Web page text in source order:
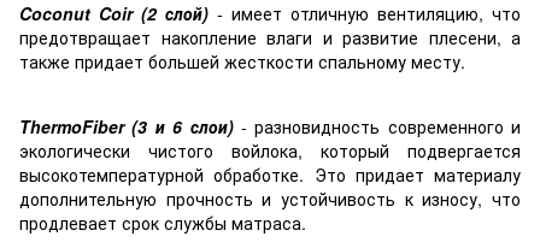
Coconut Coir (2 слой) - имеет отличную вентиляцию, что
предотвращает накопление влаги и развитие плесени, а
также придает большей жесткости спальному месту.
ThermoFiber (3 и 6 слои) - разновидность современного и
экологически чистого войлока, который подвергается
высокотемпературной обработке. Это придает материалу
дополнительную прочность и устойчивость к износу, что
продлевает срок службы матраса.